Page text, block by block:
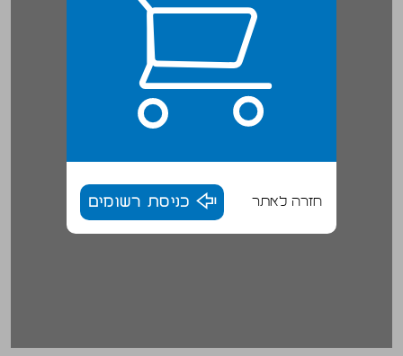
חזרה לאתר כניסת רשומים
ראשיתה של אגודת ישראל ... 20